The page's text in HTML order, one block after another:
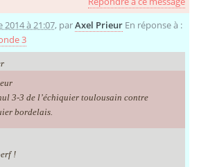
2014 à 21:07, parAxel Prieur En réponse à :
3
3-3 de l’échiquier toulousain contre
bordelais.
!